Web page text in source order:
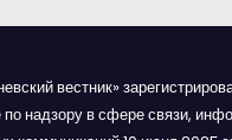
вестник»
надзору в сфере связи,